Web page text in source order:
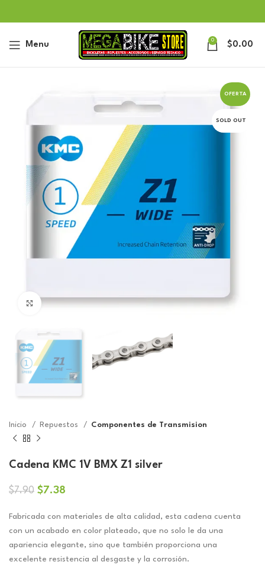
Menu 0 $0.00
OFERTA
SOLD OUT
Click to enlarge
Inicio Repuestos Componentes de Transmision
Cadena KMC 1V BMX Z1 silver
$7.90 El
original
era:
$7.90.
$7.38
actual
es:
$7.38.
Fabricada con materiales de alta calidad, esta cadena cuenta
con un acabado en color plateado, que no solo le da una
apariencia elegante, sino que también proporciona una
excelente resistencia al desgaste y la corrosión.